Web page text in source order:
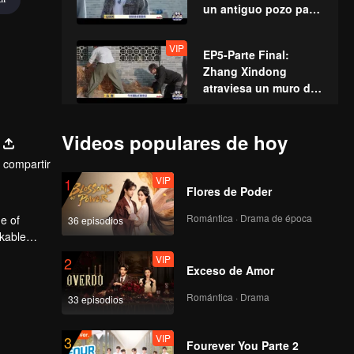
un antiguo pozo para
VIP
EP5-Parte Final:
Zhang Xindong
atraviesa un muro de
EP6-Parte Inicial:
Renacimiento de los
disfrazarse como
guardias de
seguridad
VIP
EP6-Parte Final:
50 cazadores de
"Píldoras
Demoníacas"
VIP
EP7-Parte Inicial:
Encantadoras Chicas
compartir
of
Videos populares de hoy
1
36 episodios
VIP
Flores de Poder
Romántica · Drama de época
2
33 episodios
VIP
Exceso de Amor
Romántica · Drama
3 VIP
Fourever You Parte 2